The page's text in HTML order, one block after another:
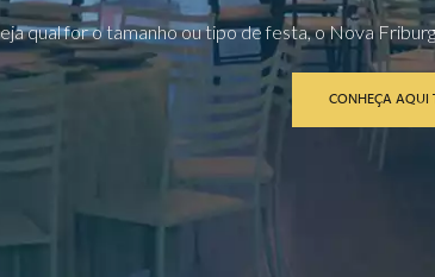
qual for o tamanho ou tipo de festa, o Nova
CONHEÇA AQUI